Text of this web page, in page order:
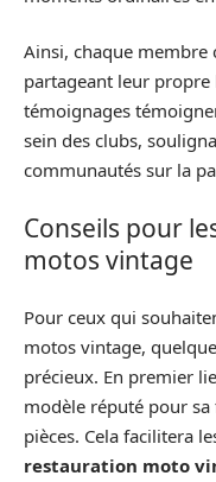
Ainsi, chaque
partageant leur propre
témoignages
sein des clubs,
communautés sur la
Conseils pour
motos vintage
Pour ceux qui
motos vintage,
précieux. En premier
modèle réputé pour
pièces. Cela facilitera
restauration moto